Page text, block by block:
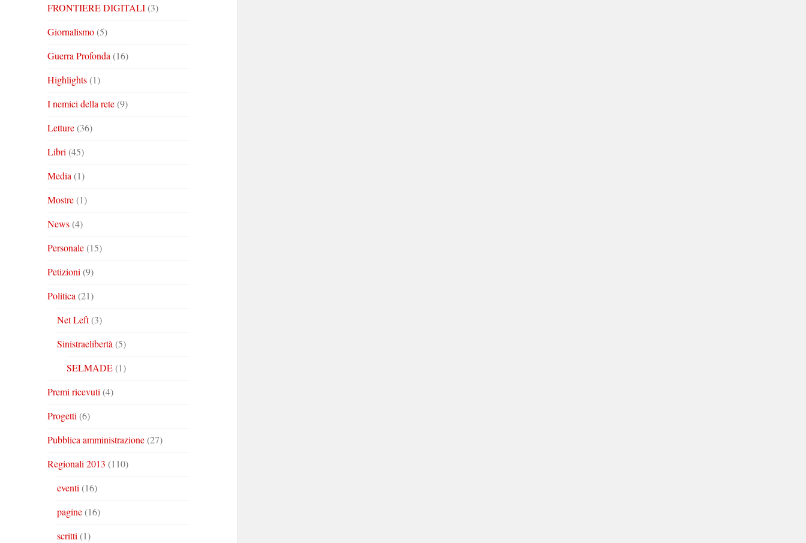
FRONTIERE DIGITALI(3)
Giornalismo(5)
Guerra Profonda (16)
Highlights(1)
I nemici della rete(9)
Letture(36)
Libri (45)
Media (1)
Mostre(1)
News(4)
Personale(15)
Petizioni (9)
Politica (21)
Net Left(3)
Sinistraelibertà (5)
SELMADE(1)
Premi ricevuti (4)
Progetti (6)
Pubblica amministrazione(27)
Regionali 2013 (110)
eventi (16)
pagine(16)
scritti (1)